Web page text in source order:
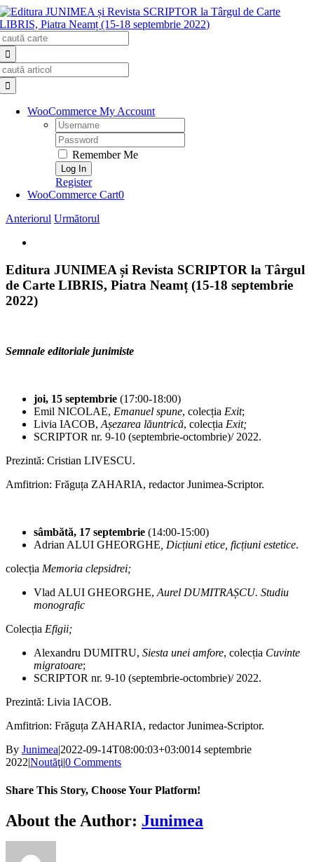
Skip
to
content
WooCommerce My Account
Username:
Password:
Remember Me
Register
WooCommerce Cart0
Anteriorul Următorul
Image
Editura JUNIMEA și Revista SCRIPTOR la Târgul
de Carte LIBRIS, Piatra Neamț (15-18 septembrie
2022)
Semnale editoriale junimiste
joi, 15 septembrie (17:00-18:00)
Emil NICOLAE, Emanuel spune, colecția Exit;
Livia IACOB,Așezarea lăuntrică, colecția Exit;
SCRIPTOR nr. 9-10 (septembrie-octombrie)/ 2022.
Prezintă: Cristian LIVESCU.
Amfitrion: Frăguța ZAHARIA, redactor Junimea-Scriptor.
sâmbătă, 17 septembrie (14:00-15:00)
Adrian ALUI GHEORGHE, Dicțiuni etice, ficțiuni estetice.
colecția Memoria clepsidrei;
Vlad ALUI GHEORGHE,Aurel DUMITRAȘCU. Studiu
monografic
Colecția Efigii;
Alexandru DUMITRU, Siesta unei amfore, colecția Cuvinte
migratoare;
SCRIPTOR nr. 9-10 (septembrie-octombrie)/ 2022.
Prezintă: Livia IACOB.
Amfitrion: Frăguța ZAHARIA, redactor Junimea-Scriptor.
By Junimea|2022-09-14T08:00:03+03:0014 septembrie
2022|Noutăţi|0 Comments
Share This Story, Choose Your Platform!
Facebook
X
Bluesky
Reddit
LinkedIn
WhatsApp
Telegram
Tumblr
Xing
Email
Copy
Link
About the Author: Junimea